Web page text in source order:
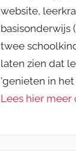
website,
basisonderwijs
twee
laten zien dat
'genieten in het
Lees hier meer